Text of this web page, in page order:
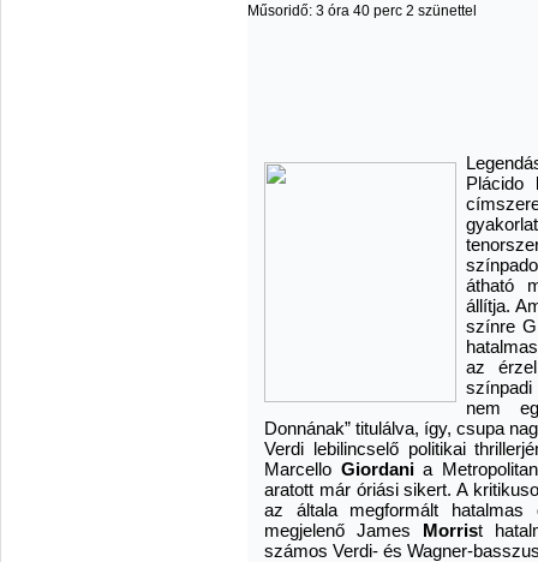
Műsoridő: 3 óra 40 perc 2 szünettel
Plácido
átható
állítja.
színre
az
nem
Donnának” titulálva, így, csupa
Verdi lebilincselő politikai
Marcello Giordania
aratott már óriási sikert. A
az általa megformált hatalmas
megjelenő James Morrist
számos Verdi- és Wagner-